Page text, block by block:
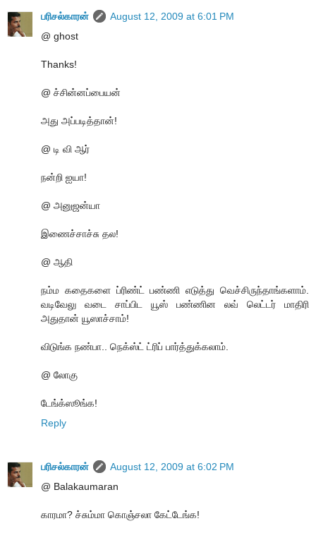
பரிசல்காரன்
August 12, 2009 at 6:01 PM
@ ghost
Thanks!
@ ச்சின்னப்பையன்
அது அப்படித்தான்!
@ டி வி ஆர்
நன்றி ஐயா!
@ அனுஜன்யா
இணைச்சாச்சு தல!
@ ஆதி
நம்ம கதைகளை ப்ரிண்ட் பண்ணி எடுத்து வெச்சிருந்தாங்களாம்.
வடிவேலு வடை சாப்பிட யூஸ் பண்ணின லவ் லெட்டர் மாதிரி
அதுதான் யூஸாச்சாம்!
விடுங்க நண்பா.. நெக்ஸ்ட் ட்ரிப் பார்த்துக்கலாம்.
@ லோகு
டேங்க்ஸூங்க!
Reply
பரிசல்காரன்
August 12, 2009 at 6:02 PM
@ Balakaumaran
காரமா? ச்சும்மா கொஞ்சலா கேட்டேங்க!